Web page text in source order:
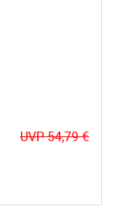
UVP 54,79 €